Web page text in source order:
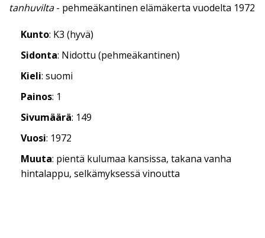
tanhuvilta- pehmeäkantinen elämäkerta vuodelta 1972
Kunto: K3 (hyvä)
Sidonta: Nidottu (pehmeäkantinen)
Kieli: suomi
Painos: 1
Sivumäärä: 149
Vuosi: 1972
Muuta: pientä kulumaa kansissa, takana vanha
hintalappu, selkämyksessä vinoutta